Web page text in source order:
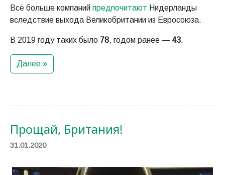
Всё больше компаний предпочитают Нидерланды
вследствие выхода Великобритании из Евросоюза.
В 2019 году таких было 78, годом ранее — 43.
Далее »
Прощай, Британия!
31.01.2020